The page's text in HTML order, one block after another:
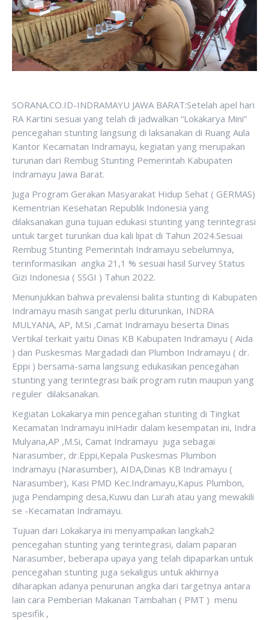
SORANA.CO.ID-INDRAMAYU JAWA BARAT:Setelah apel hari
RA Kartini sesuai yang telah di jadwalkan “Lokakarya Mini”
pencegahan stunting langsung di laksanakan di Ruang Aula
Kantor Kecamatan Indramayu, kegiatan yang merupakan
turunan dari Rembug Stunting Pemerintah Kabupaten
Indramayu Jawa Barat.
Juga Program Gerakan Masyarakat Hidup Sehat ( GERMAS)
Kementrian Kesehatan Republik Indonesia yang
dilaksanakan guna tujuan edukasi stunting yang terintegrasi
untuk target turunkan dua kali lipat di Tahun 2024.Sesuai
Rembug Stunting Pemerintah Indramayu sebelumnya,
terinformasikan angka 21,1 % sesuai hasil Survey Status
Gizi Indonesia ( SSGI ) Tahun 2022.
Menunjukkan bahwa prevalensi balita stunting di Kabupaten
Indramayu masih sangat perlu diturunkan, INDRA
MULYANA, AP, M.Si ,Camat Indramayu beserta Dinas
Vertikal terkait yaitu Dinas KB Kabupaten Indramayu ( Aida
) dan Puskesmas Margadadi dan Plumbon Indramayu ( dr.
Eppi ) bersama-sama langsung edukasikan pencegahan
stunting yang terintegrasi baik program rutin maupun yang
reguler dilaksanakan.
Kegiatan Lokakarya min pencegahan stunting di Tingkat
Kecamatan Indramayu iniHadir dalam kesempatan ini, Indra
Mulyana,AP ,M.Si, Camat Indramayu juga sebagai
Narasumber, dr.Eppi,Kepala Puskesmas Plumbon
Indramayu (Narasumber), AIDA,Dinas KB Indramayu (
Narasumber), Kasi PMD Kec.Indramayu,Kapus Plumbon,
juga Pendamping desa,Kuwu dan Lurah atau yang mewakili
se -Kecamatan Indramayu.
Tujuan dari Lokakarya ini menyampaikan langkah2
pencegahan stunting yang terintegrasi, dalam paparan
Narasumber, beberapa upaya yang telah dipaparkan untuk
pencegahan stunting juga sekaligus untuk akhirnya
diharapkan adanya penurunan angka dari targetnya antara
lain cara Pemberian Makanan Tambahan ( PMT ) menu
spesifik ,